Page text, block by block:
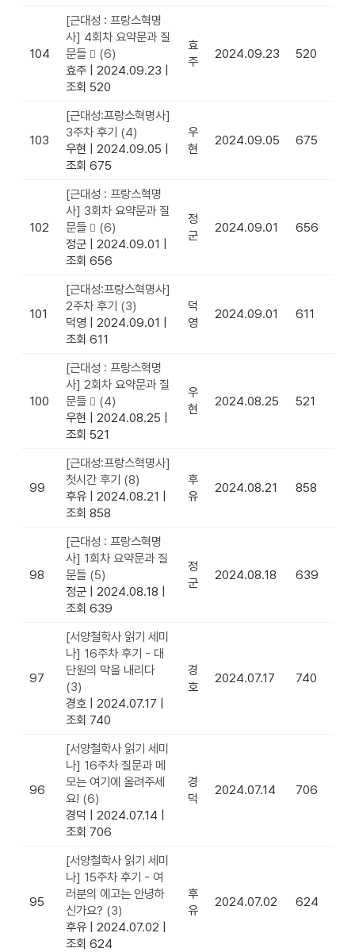
104
[근대성 : 프랑스혁명
사] 4회차 요약문과 질
문들
(6)
효주 | 2024.09.23 |
조회 520
효
주
2024.09.23 520
103
[근대성:프랑스혁명사]
3주차 후기 (4)
우현 | 2024.09.05 |
조회 675
우
현
2024.09.05 675
102
[근대성 : 프랑스혁명
사] 3회차 요약문과 질
문들
(6)
정군 | 2024.09.01 |
조회 656
정
군
2024.09.01 656
101
[근대성:프랑스혁명사]
2주차 후기 (3)
덕영 | 2024.09.01 |
조회 611
덕
영
2024.09.01 611
100
[근대성 : 프랑스혁명
사] 2회차 요약문과 질
문들
(4)
우현 | 2024.08.25 |
조회 521
우
현
2024.08.25 521
99
[근대성:프랑스혁명사]
첫시간 후기 (8)
후유 | 2024.08.21 |
조회 858
후
유
2024.08.21 858
98
[근대성 : 프랑스혁명
사] 1회차 요약문과 질
문들 (5)
정군 | 2024.08.18 |
조회 639
정
군
2024.08.18 639
97
[서양철학사 읽기 세미
나] 16주차 후기 - 대
단원의 막을 내리다
(3)
경호 | 2024.07.17 |
조회 740
경
호
2024.07.17 740
96
[서양철학사 읽기 세미
나] 16주차 질문과 메
모는 여기에 올려주세
요! (6)
경덕 | 2024.07.14 |
조회 706
경
덕
2024.07.14 706
95
[서양철학사 읽기 세미
나] 15주차 후기 - 여
러분의 에고는 안녕하
신가요? (3)
후유 | 2024.07.02 |
조회 624
후
유
2024.07.02 624